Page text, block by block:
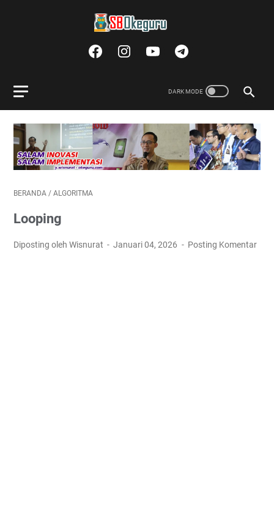
BERANDA / ALGORITMA
Looping
Diposting oleh Wisnurat Januari 04, 2026 Posting Komentar